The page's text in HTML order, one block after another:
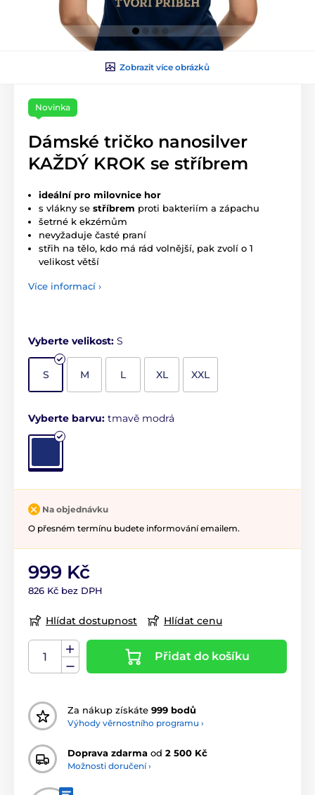
Zobrazit více obrázků
Novinka
Dámské tričko nanosilver
KAŽDÝ KROK se stříbrem
ideální pro milovnice hor
s vlákny se stříbrem proti bakteriím a zápachu
šetrné k ekzémům
nevyžaduje časté praní
střih na tělo, kdo má rád volnější, pak zvolí o 1
velikost větší
Více informací ›
Vyberte velikost: S
S M L XL XXL
Vyberte barvu: tmavě modrá
Na objednávku
O přesném termínu budete informování emailem.
999 Kč
826 Kč bez DPH
Hlídat dostupnost Hlídat cenu
Přidat do košíku
Za nákup získáte 999 bodů
Výhody věrnostního programu ›
Doprava zdarma od 2 500 Kč
Možnosti doručení ›